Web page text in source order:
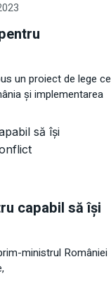
un proiect de lege ce
și implementarea
capabil să își
ministrul României